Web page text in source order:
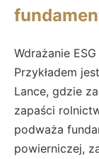
Wdrażanie
Przykładem jest
Lance, gdzie
zapaści
podważa
powierniczej,